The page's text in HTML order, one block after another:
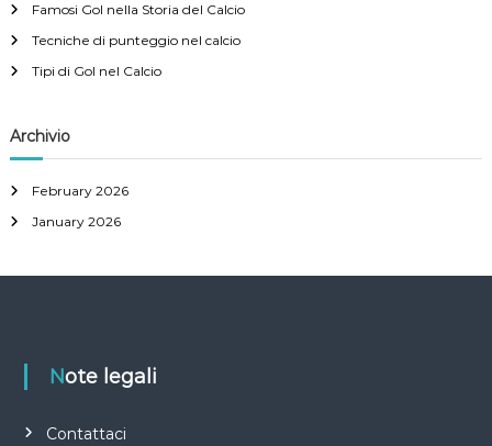
f
o
r
Famosi Gol nella Storia del Calcio
Tecniche di punteggio nel calcio
Tipi di Gol nel Calcio
Archivio
February 2026
January 2026
Note legali
Contattaci